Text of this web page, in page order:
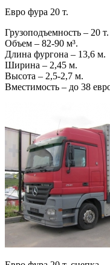
Евро фура 20 т.
Грузоподъемность – 20 т.
Объем – 82-90 м³.
Длина фургона – 13,6 м.
Ширина – 2,45 м.
Высота – 2,5-2,7 м.
Вместимость – до 38